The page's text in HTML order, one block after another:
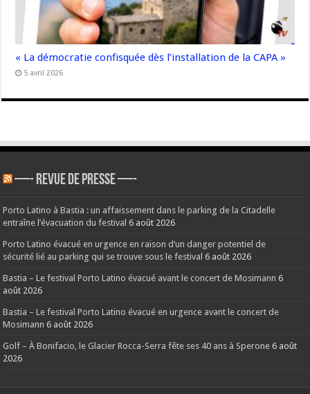
« La démocratie confisquée dès l’installation de la CAPA »
5 avril 2026
—- REVUE DE PRESSE —-
Porto Latino à Bastia : un affaissement dans le parking de la Citadelle
entraîne l’évacuation du festival 6 août 2026
Porto Latino évacué en urgence en raison d’un danger potentiel de
sécurité lié au parking qui se trouve sous le festival 6 août 2026
Bastia – Le festival Porto Latino évacué avant le concert de Mosimann 6
août 2026
Bastia – Le festival Porto Latino évacué en urgence avant le concert de
Mosimann 6 août 2026
Golf – À Bonifacio, le Glacier Rocca-Serra fête ses 40 ans à Sperone 6 août
2026